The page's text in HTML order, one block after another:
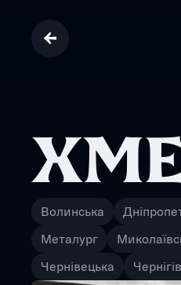
Волинська
Металург
Чернівецька